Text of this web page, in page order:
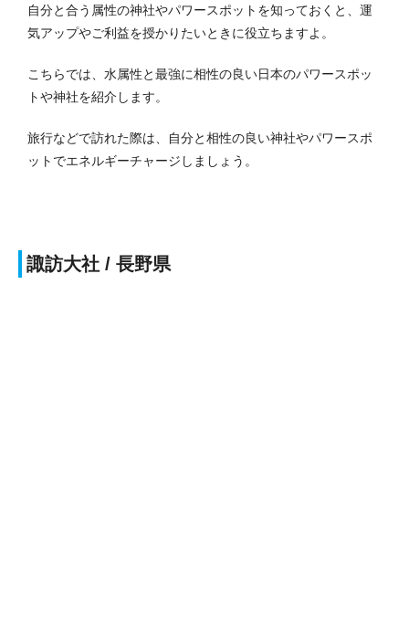
自分と合う属性の神社やパワースポットを知っておくと、運
気アップやご利益を授かりたいときに役立ちますよ。
こちらでは、水属性と最強に相性の良い日本のパワースポッ
トや神社を紹介します。
旅行などで訪れた際は、自分と相性の良い神社やパワースポ
ットでエネルギーチャージしましょう。
諏訪大社 / 長野県